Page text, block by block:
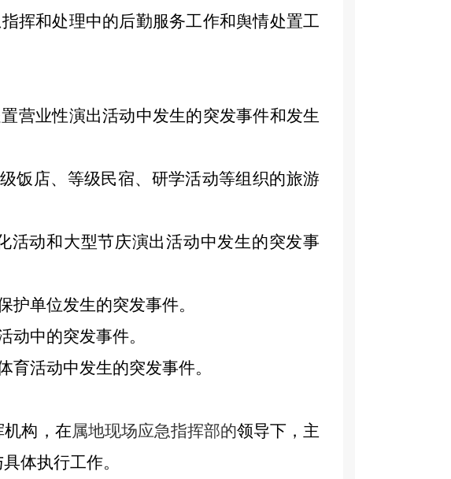
挥和处理中的后勤服务工作和舆情处置工
营业性演出活动中发生的突发事件和发生
饭店、等级民宿、研学活动等组织的旅游
活动和大型节庆演出活动中发生的突发事
护单位发生的突发事件。
动中的突发事件。
活动中发生的突发事件。
机构，在属地现场应急指挥部的领导下，主
体执行工作。